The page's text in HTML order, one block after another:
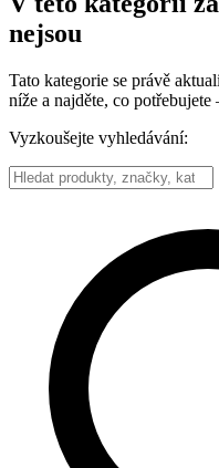
nejsou
Tato kategorie se právě
níže a najděte, co
Vyzkoušejte vyhledávání: